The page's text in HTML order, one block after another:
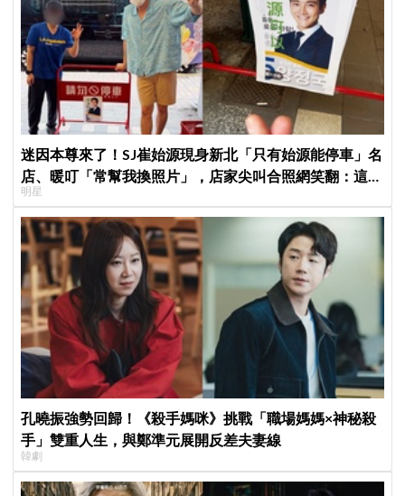
迷因本尊來了！SJ崔始源現身新北「只有始源能停車」名
店、暖叮「常幫我換照片」，店家尖叫合照網笑翻：這輩
子不能脫粉了
明星
孔曉振強勢回歸！《殺手媽咪》挑戰「職場媽媽×神秘殺
手」雙重人生，與鄭準元展開反差夫妻線
韓劇